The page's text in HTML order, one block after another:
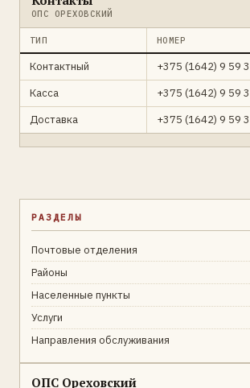
ОПС ОРЕХОВСКИЙ
ТИП НОМЕР
Контактный
+375 (1642) 9 59
Касса
+375 (1642) 9 59
Доставка
+375 (1642) 9 59
РАЗДЕЛЫ
Почтовые отделения
Районы
Населенные пункты
Услуги
Направления обслуживания
ОПС Ореховский